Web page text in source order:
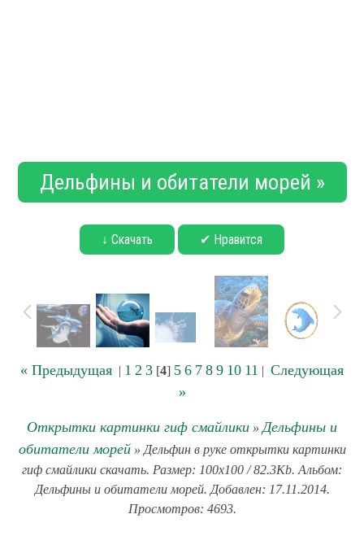
Дельфины и обитатели морей »
↓ Скачать ✔ Нравится
« Предыдущая | 1 2 3 [4] 5 6 7 8 9 10 11 | Следующая
»
Открытки картинки гиф смайлики » Дельфины и
обитатели морей» Дельфин в руке открытки картинки
гиф смайлики скачать. Размер: 100x100 / 82.3Kb. Альбом:
Дельфины и обитатели морей. Добавлен: 17.11.2014.
Просмотров: 4693.